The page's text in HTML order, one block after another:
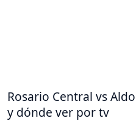
Rosario Central vs
y dónde ver por tv